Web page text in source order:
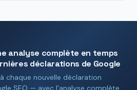
analyse complète en temps
déclarations de Google
chaque nouvelle déclaration
SEO — avec l'analyse complète